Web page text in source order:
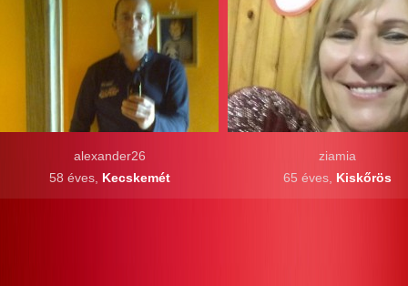
ziamia
65 éves, Kiskőrös
alexander26
58 éves, Kecskemét